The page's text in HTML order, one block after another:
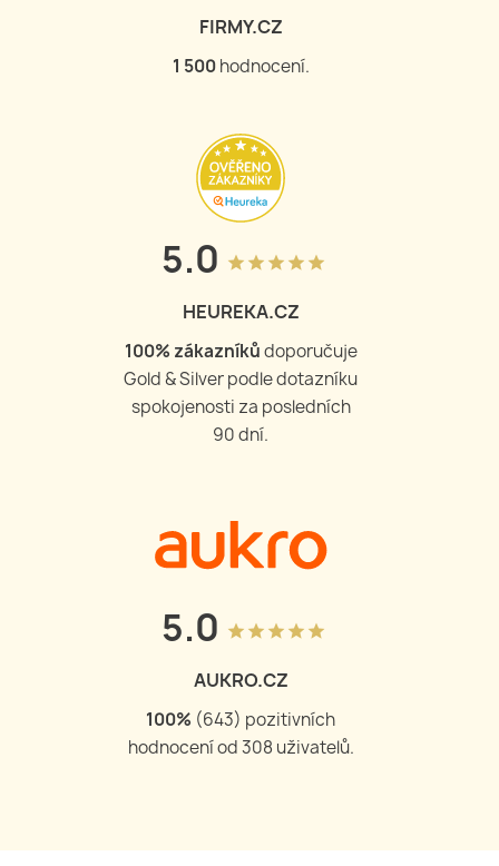
FIRMY.CZ
1 502 hodnocení.
5.0 grade grade grade grade grade
HEUREKA.CZ
100% zákazníkůdoporučuje
Gold & Silver podle dotazníku
spokojenosti za posledních
90 dní.
5.0 grade grade grade grade grade
AUKRO.CZ
100% (643) pozitivních
hodnocení od309 uživatelů.